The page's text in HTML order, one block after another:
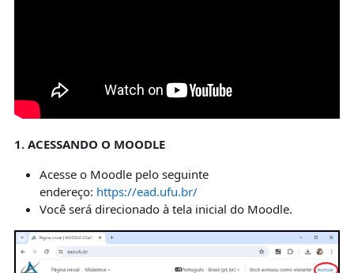
1. ACESSANDO O MOODLE
Acesse o Moodle pelo seguinte
endereço: https://ead.ufu.br/
Você será direcionado à tela inicial do Moodle.